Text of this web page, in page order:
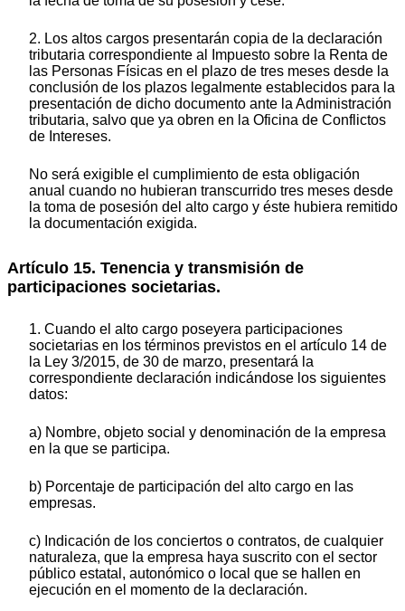
2. Los altos cargos presentarán copia de la declaración
tributaria correspondiente al Impuesto sobre la Renta de
las Personas Físicas en el plazo de tres meses desde la
conclusión de los plazos legalmente establecidos para la
presentación de dicho documento ante la Administración
tributaria, salvo que ya obren en la Oficina de Conflictos
de Intereses.
No será exigible el cumplimiento de esta obligación
anual cuando no hubieran transcurrido tres meses desde
la toma de posesión del alto cargo y éste hubiera remitido
la documentación exigida.
Artículo 15. Tenencia y transmisión de
participaciones societarias.
1. Cuando el alto cargo poseyera participaciones
societarias en los términos previstos en el artículo 14 de
la Ley 3/2015, de 30 de marzo, presentará la
correspondiente declaración indicándose los siguientes
datos:
a) Nombre, objeto social y denominación de la empresa
en la que se participa.
b) Porcentaje de participación del alto cargo en las
empresas.
c) Indicación de los conciertos o contratos, de cualquier
naturaleza, que la empresa haya suscrito con el sector
público estatal, autonómico o local que se hallen en
ejecución en el momento de la declaración.